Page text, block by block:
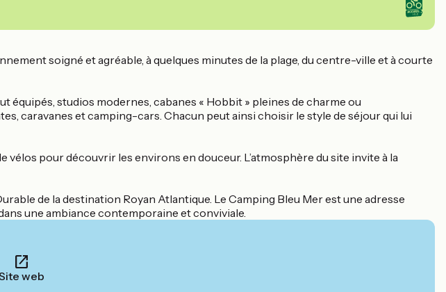
soigné et agréable, à quelques minutes de la plage, du centre-ville et à courte
équipés, studios modernes, cabanes « Hobbit » pleines de charme ou
caravanes et camping-cars. Chacun peut ainsi choisir le style de séjour qui lui
vélos pour découvrir les environs en douceur. L’atmosphère du site invite à la
de la destination Royan Atlantique. Le Camping Bleu Mer est une adresse
une ambiance contemporaine et conviviale.
web